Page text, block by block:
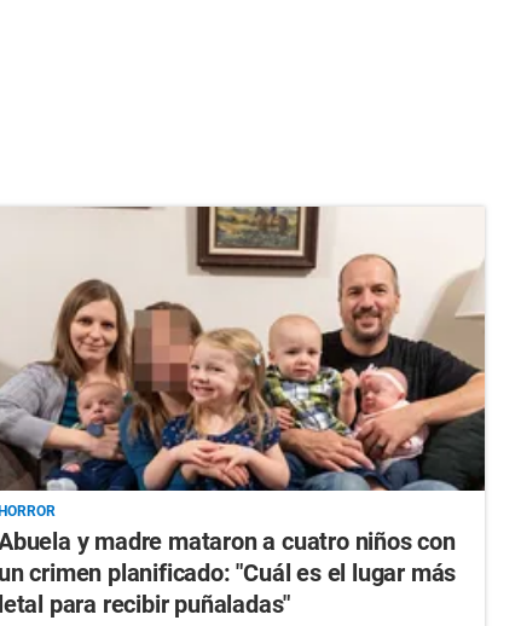
HORROR
y madre mataron a cuatro niños con
un crimen planificado: "Cuál es el lugar más
letal para recibir puñaladas"